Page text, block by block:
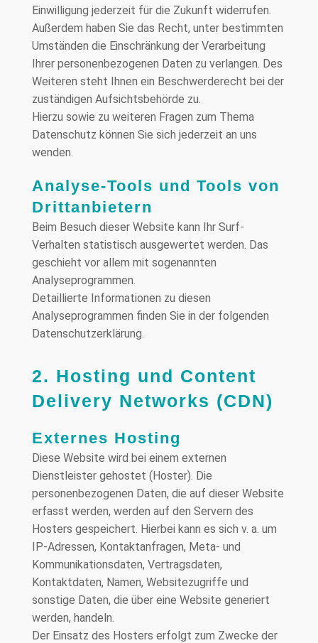
Einwilligung jederzeit für die Zukunft widerrufen.
Außerdem haben Sie das Recht, unter bestimmten
Umständen die Einschränkung der Verarbeitung
Ihrer personenbezogenen Daten zu verlangen. Des
Weiteren steht Ihnen ein Beschwerderecht bei der
zuständigen Aufsichtsbehörde zu.
Hierzu sowie zu weiteren Fragen zum Thema
Datenschutz können Sie sich jederzeit an uns
wenden.
Analyse-Tools und Tools von
Dritt­anbietern
Beim Besuch dieser Website kann Ihr Surf-
Verhalten statistisch ausgewertet werden. Das
geschieht vor allem mit sogenannten
Analyseprogrammen.
Detaillierte Informationen zu diesen
Analyseprogrammen finden Sie in der folgenden
Datenschutzerklärung.
2. Hosting und Content
Delivery Networks (CDN)
Externes Hosting
Diese Website wird bei einem externen
Dienstleister gehostet (Hoster). Die
personenbezogenen Daten, die auf dieser Website
erfasst werden, werden auf den Servern des
Hosters gespeichert. Hierbei kann es sich v. a. um
IP-Adressen, Kontaktanfragen, Meta- und
Kommunikationsdaten, Vertragsdaten,
Kontaktdaten, Namen, Websitezugriffe und
sonstige Daten, die über eine Website generiert
werden, handeln.
Der Einsatz des Hosters erfolgt zum Zwecke der